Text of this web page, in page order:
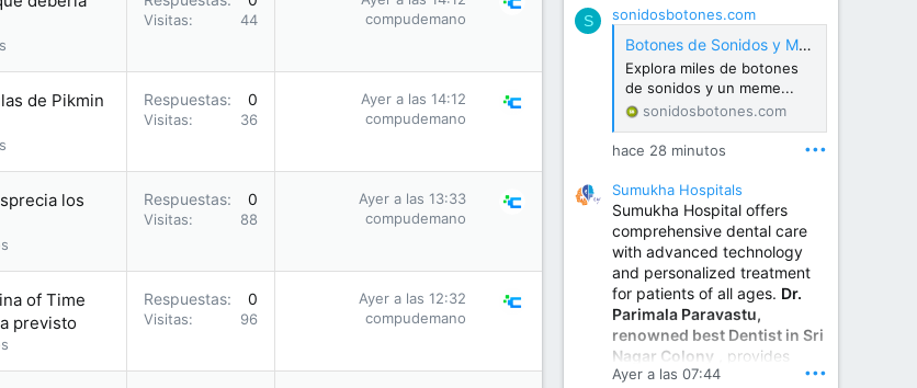
Visitas 44
compudemano
de Pikmin
Respuestas 0
Visitas 36
Ayer a las 14:12
compudemano
los
Respuestas 0
Visitas 88
Ayer a las 13:33
compudemano
of Time
previsto
Respuestas 0
Visitas 96
Ayer a las 12:32
compudemano
S sonidosbotones.com
Botones de Sonidos y Meme Soundboard Gratis
Explora miles de botones
de sonidos y un meme...
sonidosbotones.com
hace 28 minutos •••
Sumukha Hospitals
Sumukha Hospital offers
comprehensive dental care
with advanced technology
and personalized treatment
for patients of all ages. Dr.
Parimala Paravastu,
renowned best Dentist in Sri
Nagar Colony , provides
expert care for tooth pain,
Ayer a las 07:44 •••